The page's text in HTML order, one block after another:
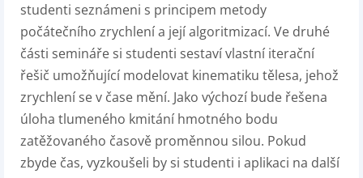
studenti seznámeni s principem metody
počátečního zrychlení a její algoritmizací. Ve druhé
části semináře si studenti sestaví vlastní iterační
řešič umožňující modelovat kinematiku tělesa, jehož
zrychlení se v čase mění. Jako výchozí bude řešena
úloha tlumeného kmitání hmotného bodu
zatěžovaného časově proměnnou silou. Pokud
zbyde čas, vyzkoušeli by si studenti i aplikaci na další